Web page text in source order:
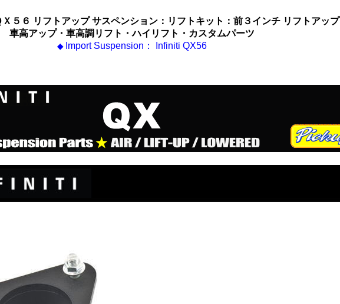
５６ リフトアップ サスペンション：リフトキット：前３インチ リフトアップ
車高アップ・車高調リフト・ハイリフト・カスタムパーツ
◆ Import Suspension： Infiniti QX56